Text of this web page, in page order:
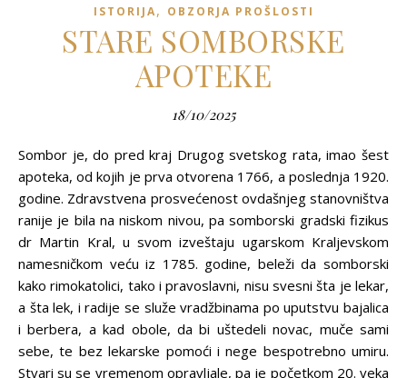
ISTORIJA, OBZORJA PROŠLOSTI
STARE SOMBORSKE
APOTEKE
18/10/2025
Sombor je, do pred kraj Drugog svetskog rata, imao šest
apoteka, od kojih je prva otvorena 1766, a poslednja 1920.
godine. Zdravstvena prosvećenost ovdašnjeg stanovništva
ranije je bila na niskom nivou, pa somborski gradski fizikus
dr Martin Kral, u svom izveštaju ugarskom Kraljevskom
namesničkom veću iz 1785. godine, beleži da somborski
kako rimokatolici, tako i pravoslavni, nisu svesni šta je lekar,
a šta lek, i radije se služe vradžbinama po uputstvu bajalica
i berbera, a kad obole, da bi uštedeli novac, muče sami
sebe, te bez lekarske pomoći i nege bespotrebno umiru.
Stvari su se vremenom opravljale, pa je početkom 20. veka